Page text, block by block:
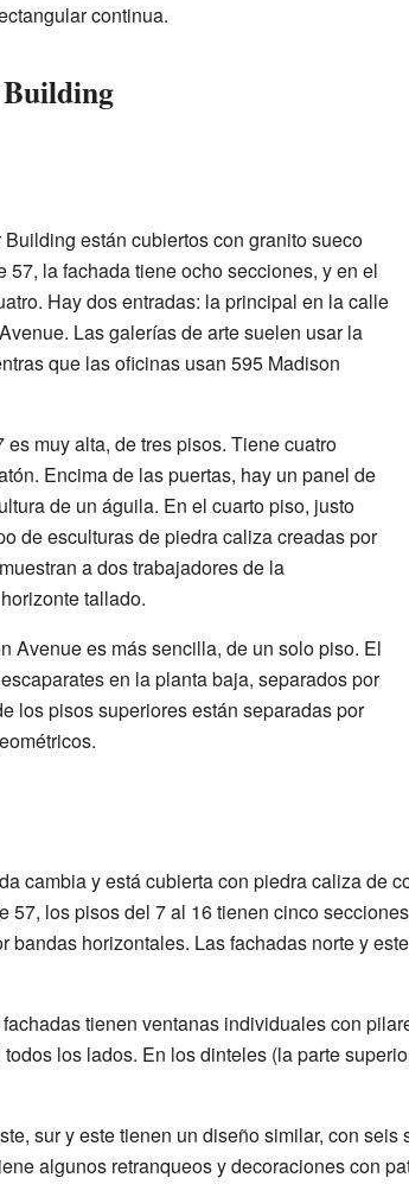
continua.
están cubiertos con granito sueco
la fachada tiene ocho secciones, y en el
Hay dos entradas: la principal en la calle
Las galerías de arte suelen usar la
que las oficinas usan 595 Madison
muy alta, de tres pisos. Tiene cuatro
Encima de las puertas, hay un panel de
de un águila. En el cuarto piso, justo
de esculturas de piedra caliza creadas por
a dos trabajadores de la
tallado.
Avenue es más sencilla, de un solo piso. El
en la planta baja, separados por
los pisos superiores están separadas por
cambia y está cubierta con piedra caliza de
57, los pisos del 7 al 16 tienen cinco
bandas horizontales. Las fachadas norte y
tienen ventanas individuales con
los lados. En los dinteles (la parte
sur y este tienen un diseño similar, con
algunos retranqueos y decoraciones con